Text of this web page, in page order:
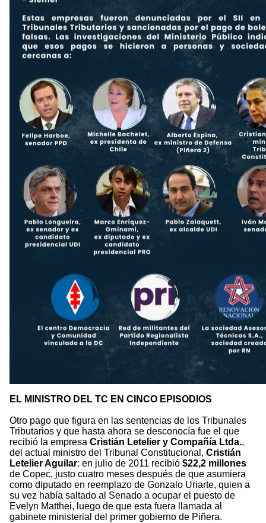
EL MINISTRO DEL TC EN CINCO EPISODIOS
Otro pago que figura en las sentencias de los Tribunales
Tributarios y que hasta ahora se desconocía fue el que
recibió la empresa Cristián Letelier y Compañía Ltda.,
del actual ministro del Tribunal Constitucional, Cristián
Letelier Aguilar: en julio de 2011 recibió $22,2 millones
de Copec, justo cuatro meses después de que asumiera
como diputado en reemplazo de Gonzalo Uriarte, quien a
su vez había saltado al Senado a ocupar el puesto de
Evelyn Matthei, luego de que esta fuera llamada al
gabinete ministerial del primer gobierno de Piñera.